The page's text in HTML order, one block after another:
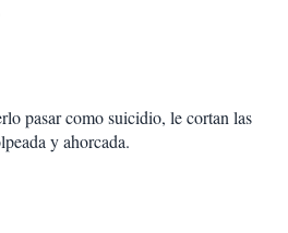
pasar como suicidio, le cortan las
y ahorcada.